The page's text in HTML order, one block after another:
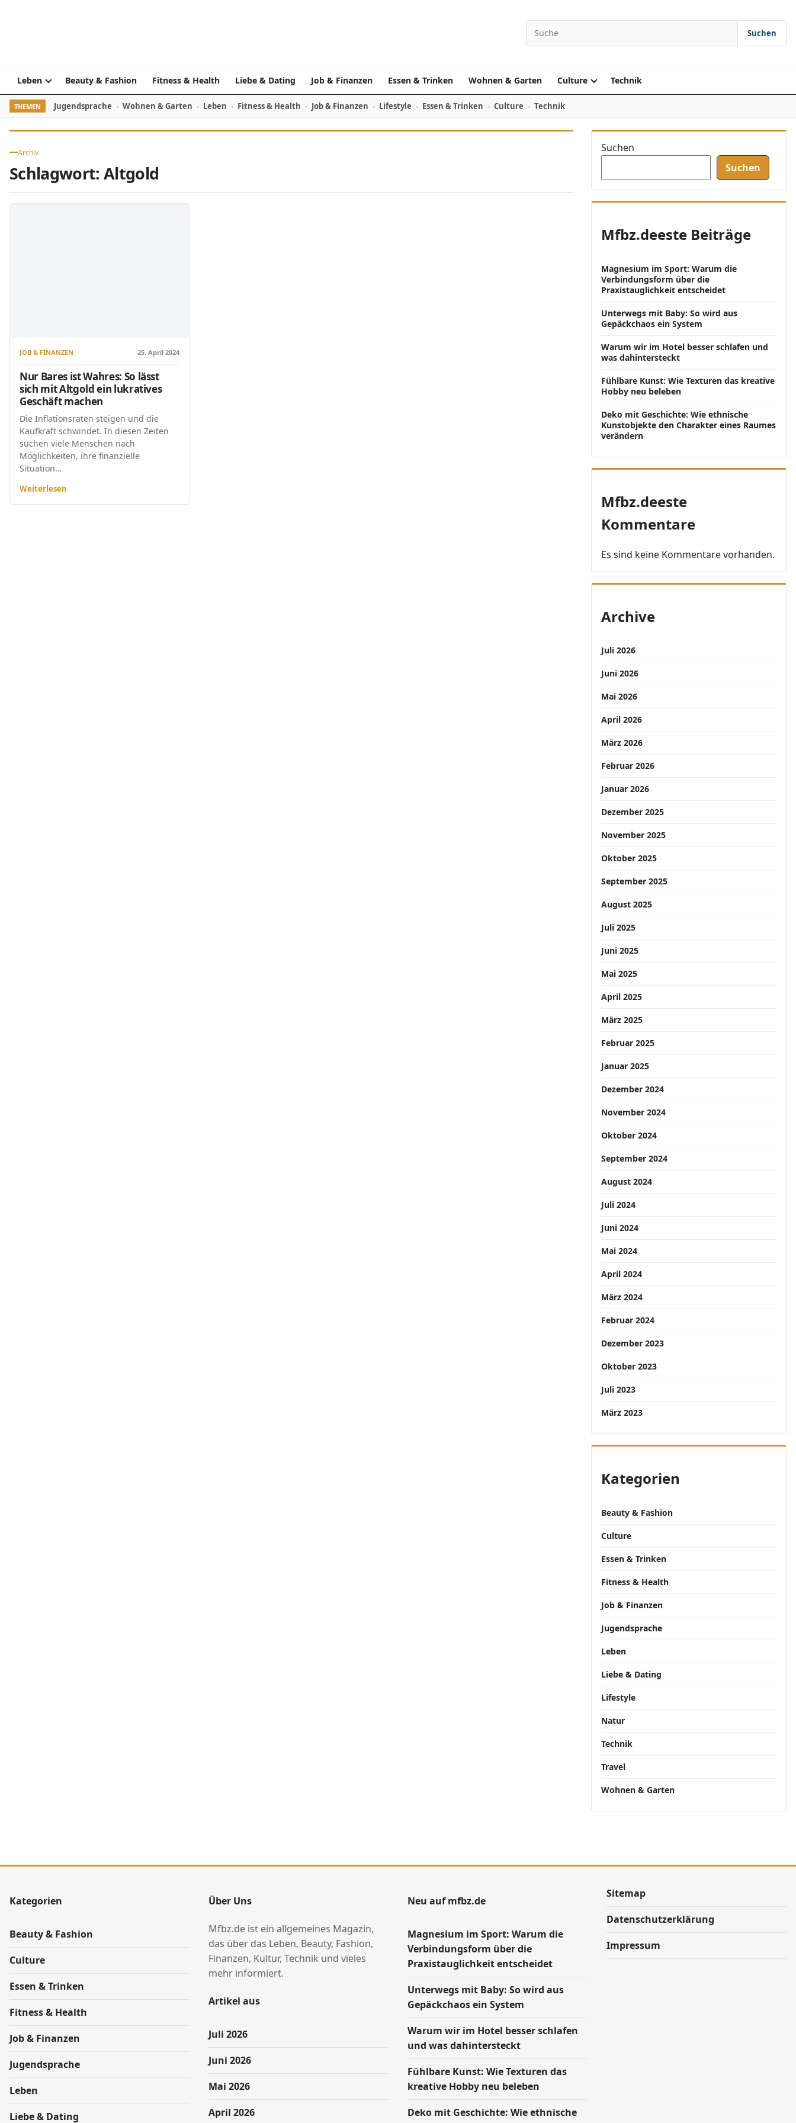
Search for: Suchen
Leben Beauty & Fashion Fitness & Health Liebe & Dating Job & Finanzen Essen & Trinken Wohnen & Garten Culture Technik
THEMEN Jugendsprache Wohnen & Garten Leben Fitness & Health Job & Finanzen Lifestyle Essen & Trinken Culture Technik
Archiv
Schlagwort: Altgold
JOB & FINANZEN 25. April 2024
Nur Bares ist Wahres: So lässt
sich mit Altgold ein lukratives
Geschäft machen
Die Inflationsraten steigen und die
Kaufkraft schwindet. In diesen Zeiten
suchen viele Menschen nach
Möglichkeiten, ihre finanzielle
Situation…
Weiterlesen
Suchen
Suchen
Mfbz.deeste Beiträge
Magnesium im Sport: Warum die
Verbindungsform über die
Praxistauglichkeit entscheidet
Unterwegs mit Baby: So wird aus
Gepäckchaos ein System
Warum wir im Hotel besser schlafen und
was dahintersteckt
Fühlbare Kunst: Wie Texturen das kreative
Hobby neu beleben
Deko mit Geschichte: Wie ethnische
Kunstobjekte den Charakter eines Raumes
verändern
Mfbz.deeste
Kommentare
Es sind keine Kommentare vorhanden.
Archive
Juli 2026
Juni 2026
Mai 2026
April 2026
März 2026
Februar 2026
Januar 2026
Dezember 2025
November 2025
Oktober 2025
September 2025
August 2025
Juli 2025
Juni 2025
Mai 2025
April 2025
März 2025
Februar 2025
Januar 2025
Dezember 2024
November 2024
Oktober 2024
September 2024
August 2024
Juli 2024
Juni 2024
Mai 2024
April 2024
März 2024
Februar 2024
Dezember 2023
Oktober 2023
Juli 2023
März 2023
Kategorien
Beauty & Fashion
Culture
Essen & Trinken
Fitness & Health
Job & Finanzen
Jugendsprache
Leben
Liebe & Dating
Lifestyle
Natur
Technik
Travel
Wohnen & Garten
Kategorien
Beauty & Fashion
Culture
Essen & Trinken
Fitness & Health
Job & Finanzen
Jugendsprache
Leben
Liebe & Dating
Über Uns
Mfbz.de ist ein allgemeines Magazin,
das über das Leben, Beauty, Fashion,
Finanzen, Kultur, Technik und vieles
mehr informiert.
Artikel aus
Juli 2026
Juni 2026
Mai 2026
April 2026
Neu auf mfbz.de
Magnesium im Sport: Warum die
Verbindungsform über die
Praxistauglichkeit entscheidet
Unterwegs mit Baby: So wird aus
Gepäckchaos ein System
Warum wir im Hotel besser schlafen
und was dahintersteckt
Fühlbare Kunst: Wie Texturen das
kreative Hobby neu beleben
Deko mit Geschichte: Wie ethnische
Sitemap
Datenschutzerklärung
Impressum